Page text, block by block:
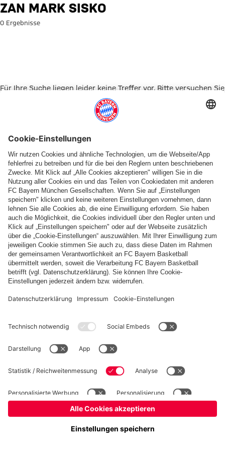
Suche: Zan Mark Sisko
ZAN MARK SISKO
0 Ergebnisse
Für Ihre Suche liegen leider keine Treffer vor. Bitte versuchen Sie
Zur Startseite
Basketball Frauen Handball Schach Schiedsrichter
Seniorenfußball
Tischtennis
Impressum Datenschutz Nutzungsbedingungen Barrierefreiheit